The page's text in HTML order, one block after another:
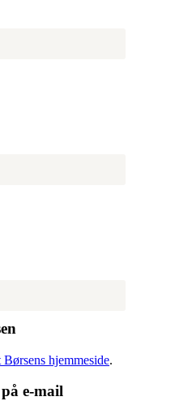
hjemmeside.
e-mail